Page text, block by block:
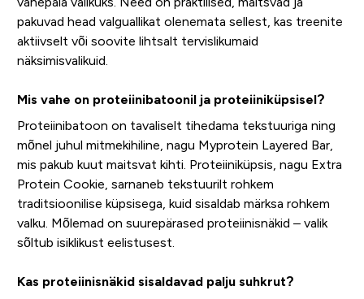
pakuvad head valguallikat olenemata sellest, kas treenite
aktiivselt või soovite lihtsalt tervislikumaid
näksimisvalikuid.
Mis vahe on proteiinibatoonil ja proteiiniküpsisel?
Proteiinibatoon on tavaliselt tihedama tekstuuriga ning
mõnel juhul mitmekihiline, nagu Myprotein Layered Bar,
mis pakub kuut maitsvat kihti. Proteiiniküpsis, nagu Extra
Protein Cookie, sarnaneb tekstuurilt rohkem
traditsioonilise küpsisega, kuid sisaldab märksa rohkem
valku. Mõlemad on suurepärased proteiinisnäkid – valik
sõltub isiklikust eelistusest.
Kas proteiinisnäkid sisaldavad palju suhkrut?